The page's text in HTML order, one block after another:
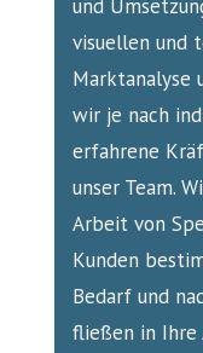
und
visuellen und
Marktanalyse
wir je nach
erfahrene
unser Team.
Arbeit von
Kunden
Bedarf und
fließen in Ihre